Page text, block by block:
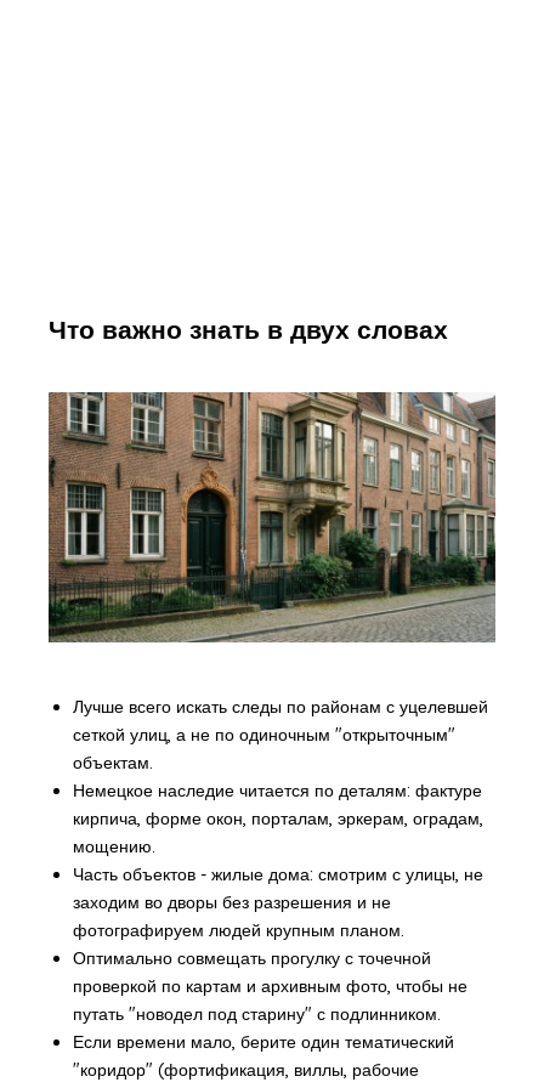
Что важно знать в двух словах
Лучше всего искать следы по районам с уцелевшей
сеткой улиц, а не по одиночным "открыточным"
объектам.
Немецкое наследие читается по деталям: фактуре
кирпича, форме окон, порталам, эркерам, оградам,
мощению.
Часть объектов - жилые дома: смотрим с улицы, не
заходим во дворы без разрешения и не
фотографируем людей крупным планом.
Оптимально совмещать прогулку с точечной
проверкой по картам и архивным фото, чтобы не
путать "новодел под старину" с подлинником.
Если времени мало, берите один тематический
"коридор" (фортификация, виллы, рабочие